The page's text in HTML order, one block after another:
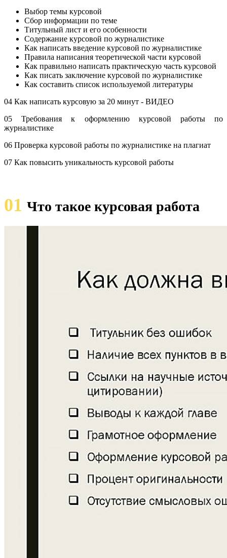
Выбор темы курсовой
Сбор информации по теме
Титульный лист и его особенности
Содержание курсовой по журналистике
Как написать введение курсовой по журналистике
Правила написания теоретической части курсовой
Как правильно написать практическую часть курсовой
Как писать заключение курсовой по журналистике
Как составить список используемой литературы
04 Как написать курсовую за 20 минут - ВИДЕО
05 Требования к оформлению курсовой работы по
журналистике
06 Проверка курсовой работы по журналистике на плагиат
07 Как повысить уникальность курсовой работы
01 Что такое курсовая работа